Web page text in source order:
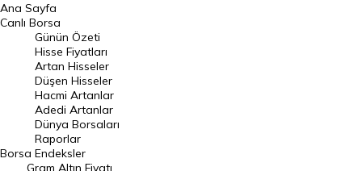
BIST 100 Hisseleri
En Çok Artan Hisseler
En Çok Düşen Hisseler
Hacmi Artanlar
Geçmiş Kapanışlar
Dünya Borsaları
Ana Sayfa
Canlı Borsa
Borsa
Günün Özeti
Hisse Fiyatları
Artan Hisseler
Düşen Hisseler
Hacmi Artanlar
Adedi Artanlar
Dünya Borsaları
Raporlar
Endeksler
Gram Altın Fiyatı